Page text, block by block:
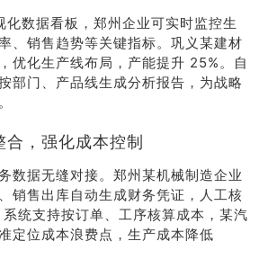
化数据看板，郑州企业可实时监控生
、销售趋势等关键指标。巩义某建材
优化生产线布局，产能提升 25%。自
部门、产品线生成分析报告，为战略
，强化成本控制
数据无缝对接。郑州某机械制造企业
销售出库自动生成财务凭证，人工核
统支持按订单、工序核算成本，某汽
定位成本浪费点，生产成本降低